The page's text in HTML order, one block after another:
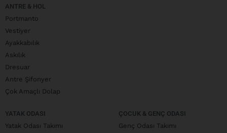
ANTRE & HOL
Portmanto
Vestiyer
Ayakkabılık
Askılık
Dresuar
Antre Şifonyer
Çok Amaçlı Dolap
YATAK ODASI
Yatak Odası Takımı
ÇOCUK & GENÇ ODASI
Genç Odası Takımı